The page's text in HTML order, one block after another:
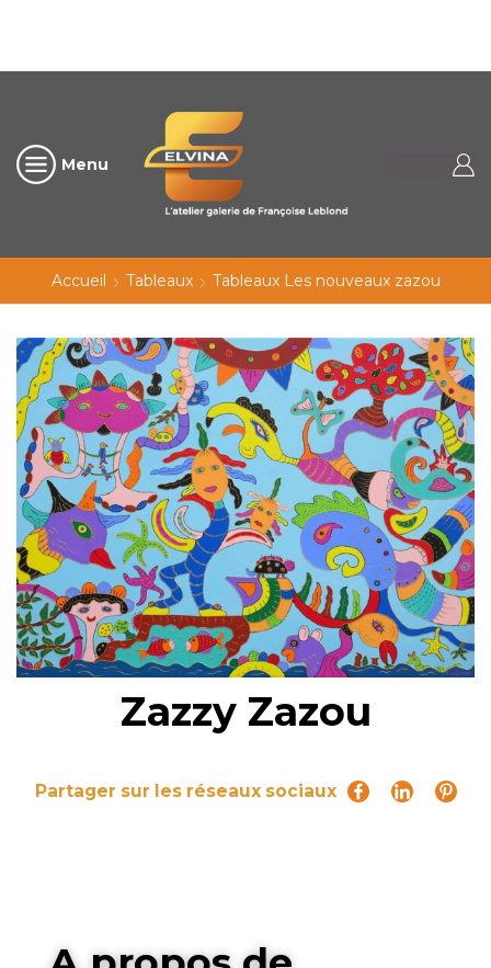
Menu
Accueil Tableaux Tableaux Les nouveaux zazou
Zazzy Zazou
Partager sur les réseaux sociaux